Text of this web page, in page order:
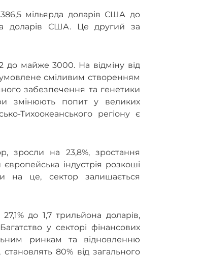
386,5 мільярда доларів США до
доларів США. Це другий за
до майже 3000. На відміну від
сміливим створенням
забезпечення та генетики
змінюють попит у великих
Тихоокеанського регіону є
зросли на 23,8%, зростання
індустрія розкоші
на це, сектор залишається
до 1,7 трильйона доларів,
у секторі фінансових
ринкам та відновленню
80% від загального